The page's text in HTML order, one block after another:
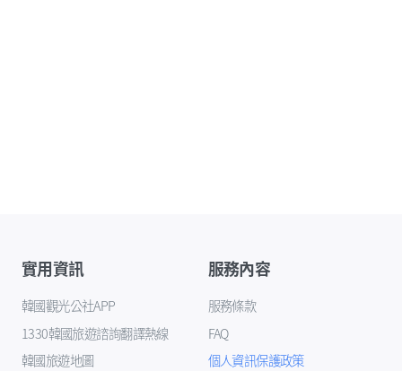
實用資訊
韓國觀光公社APP
1330韓國旅遊諮詢翻譯熱線
韓國旅遊地圖
服務內容
服務條款
FAQ
個人資訊保護政策